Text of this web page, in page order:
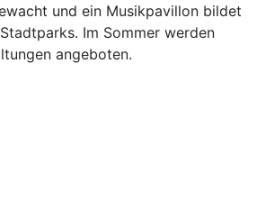
und ein Musikpavillon bildet
Im Sommer werden
angeboten.